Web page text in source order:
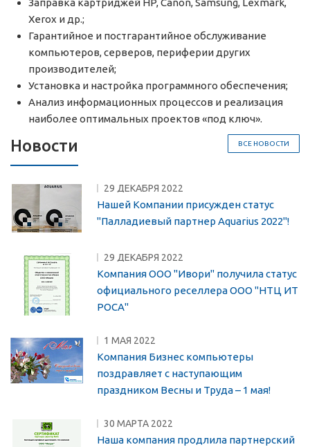
Заправка картриджей HP, Canon, Samsung, Lexmark,
Xerox и др.;
Гарантийное и постгарантийное обслуживание
компьютеров, серверов, периферии других
производителей;
Установка и настройка программного обеспечения;
Анализ информационных процессов и реализация
наиболее оптимальных проектов «под ключ».
ВСЕ НОВОСТИ
Новости
29 ДЕКАБРЯ 2022
Нашей Компании присужден статус
"Палладиевый партнер Aquarius 2022"!
29 ДЕКАБРЯ 2022
Компания ООО "Ивори" получила статус
официального реселлера ООО "НТЦ ИТ
РОСА"
1 МАЯ 2022
Компания Бизнес компьютеры
поздравляет с наступающим
праздником Весны и Труда – 1 мая!
30 МАРТА 2022
Наша компания продлила партнерский